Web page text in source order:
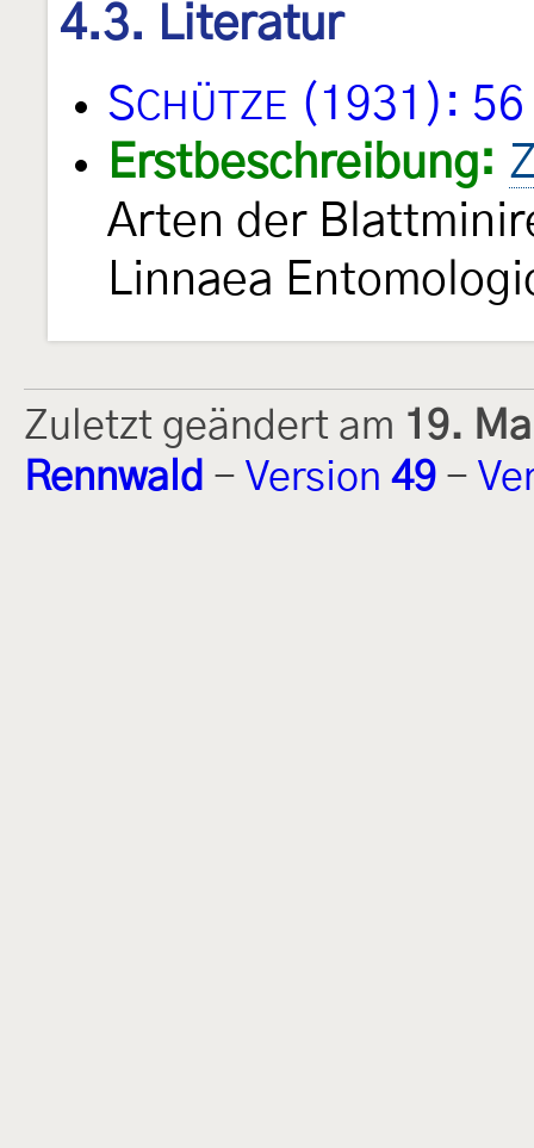
4.3. Literatur
SCHÜTZE (1931): 56
Erstbeschreibung:
Arten der
Linnaea
Zuletzt geändert am 19.
Rennwald - Version 49 -